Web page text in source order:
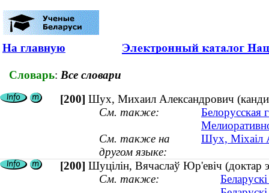
На главную
Словарь: Все словари
[200] Шух, Михаил Александрович
См. также:
Белорусская
См. также на
другом языке:
Шух, Міхаіл
[200] Шуцілін, Вячаслаў Юр'евіч (доктар
См. также: